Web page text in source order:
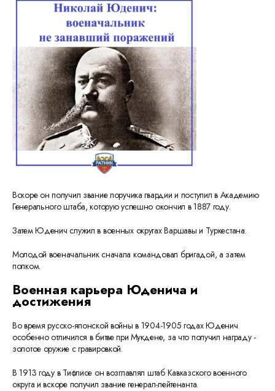
Вскоре он получил звание поручика гвардии и поступил в Академию
Генерального штаба, которую успешно окончил в 1887 году.
Затем Юденич служил в военных округах Варшавы и Туркестана.
Молодой военачальник сначала командовал бригадой, а затем
полком.
Военная карьера Юденича и
достижения
Во время русско-японской войны в 1904-1905 годах Юденич
особенно отличился в битве при Мукдене, за что получил награду -
золотое оружие с гравировкой.
В 1913 году в Тифлисе он возглавлял штаб Кавказского военного
округа и вскоре получил звание генерал-лейтенанта.